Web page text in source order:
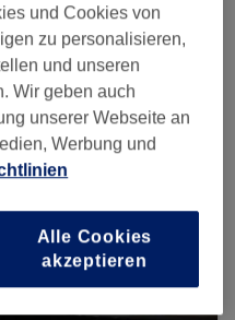
und Cookies von
zu personalisieren,
und unseren
Wir geben auch
unserer Webseite an
Werbung und
Alle Cookies
akzeptieren